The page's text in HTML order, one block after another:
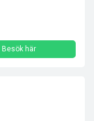
Besök här